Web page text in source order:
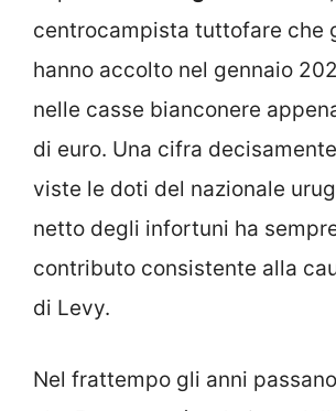
centrocampista tuttofare che
hanno accolto nel gennaio
nelle casse bianconere
di euro. Una cifra
viste le doti del nazionale
netto degli infortuni ha
contributo consistente alla
di Levy.
Nel frattempo gli anni